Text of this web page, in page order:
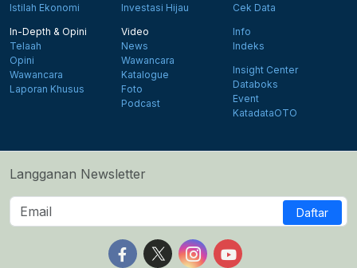
Istilah Ekonomi
Investasi Hijau
Cek Data
In-Depth & Opini
Telaah
Opini
Wawancara
Laporan Khusus
Video
News
Wawancara
Katalogue
Foto
Podcast
Info
Indeks
Insight Center
Databoks
Event
KatadataOTO
Langganan Newsletter
Daftar
Follow us on Facebook
Follow us on X
Follow us on Instagram
Follow us on